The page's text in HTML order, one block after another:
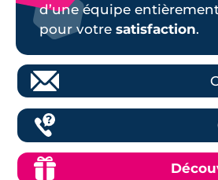
d’une équipe
pour votre satisfaction.